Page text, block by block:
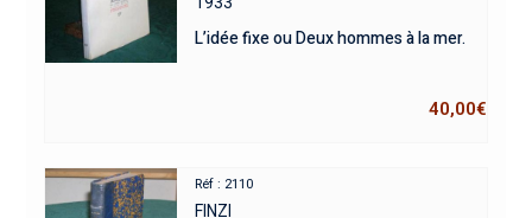
L’idée fixe ou Deux hommes à la mer.
40,00€
Réf : 2110
FINZI